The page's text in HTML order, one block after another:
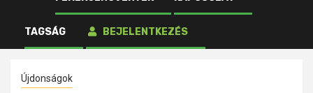
TAGSÁG BEJELENTKEZÉS
Kezdőlap
Újdonságok
termés is kérdéses idén
Újdonságok